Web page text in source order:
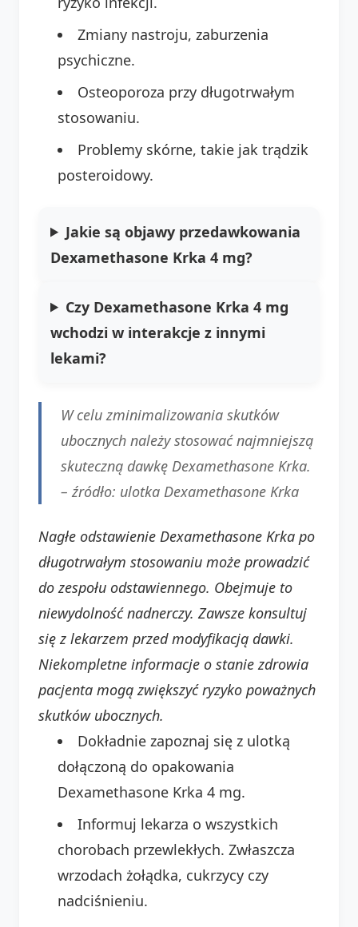
Zmiany nastroju, zaburzenia
psychiczne.
Osteoporoza przy długotrwałym
stosowaniu.
Problemy skórne, takie jak trądzik
posteroidowy.
Jakie są objawy przedawkowania
Dexamethasone Krka 4 mg?
Czy Dexamethasone Krka 4 mg
wchodzi w interakcje z innymi
lekami?
W celu zminimalizowania skutków
ubocznych należy stosować najmniejszą
skuteczną dawkę Dexamethasone Krka.
– źródło: ulotka Dexamethasone Krka
Nagłe odstawienie Dexamethasone Krka po
długotrwałym stosowaniu może prowadzić
do zespołu odstawiennego. Obejmuje to
niewydolność nadnerczy. Zawsze konsultuj
się z lekarzem przed modyfikacją dawki.
Niekompletne informacje o stanie zdrowia
pacjenta mogą zwiększyć ryzyko poważnych
skutków ubocznych.
Dokładnie zapoznaj się z ulotką
dołączoną do opakowania
Dexamethasone Krka 4 mg.
Informuj lekarza o wszystkich
chorobach przewlekłych. Zwłaszcza
wrzodach żołądka, cukrzycy czy
nadciśnieniu.